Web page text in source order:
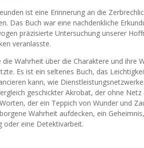
ist eine Erinnerung an die
Das Buch war eine nachdenkliche
präzisierte Untersuchung unserer
veranlasste.
Wahrheit über die Charaktere und ihre
Es ist ein seltenes Buch, das
kann, wie
geschickter Akrobat, der ohne
der ein Teppich von Wunder und
Wahrheit aufdecken, ein
oder eine Detektivarbeit.